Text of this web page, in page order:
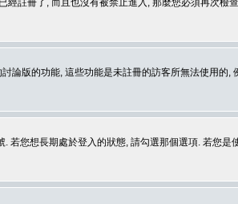
註冊了, 而且也沒有被禁止進入, 那麼您必須再次檢
版的功能, 這些功能是未註冊的訪客所無法使用的,
您想長期處於登入的狀態, 請勾選那個選項. 若您是